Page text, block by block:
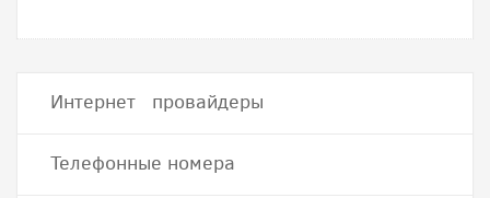
Интернет провайдеры
Телефонные номера